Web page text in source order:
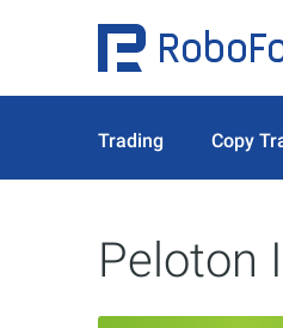
Trading Copy
Peloton